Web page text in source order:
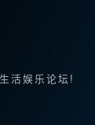
活娱乐论坛!